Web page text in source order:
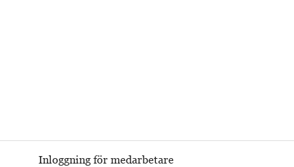
Inloggning för medarbetare